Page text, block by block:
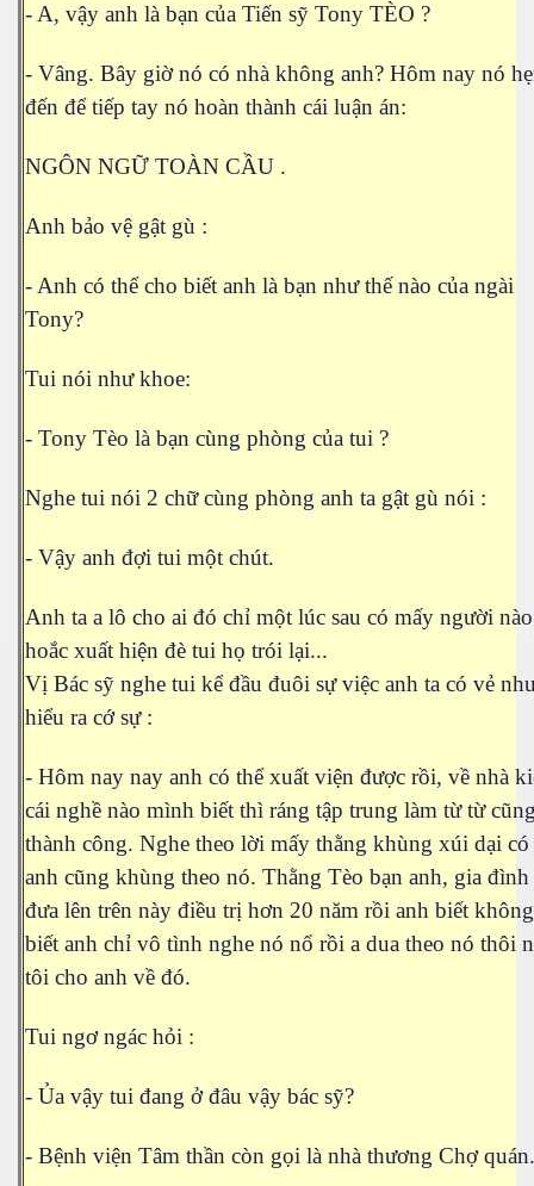
- A, vậy anh là bạn của Tiến sỹ Tony TÈO ?
- Vâng. Bây giờ nó có nhà không anh? Hôm nay nó
đến để tiếp tay nó hoàn thành cái luận án:
NGÔN NGỮ TOÀN CẦU .
Anh bảo vệ gật gù :
- Anh có thể cho biết anh là bạn như thế nào của ngài
Tony?
Tui nói như khoe:
- Tony Tèo là bạn cùng phòng của tui ?
Nghe tui nói 2 chữ cùng phòng anh ta gật gù nói :
- Vậy anh đợi tui một chút.
Anh ta a lô cho ai đó chỉ một lúc sau có mấy người
hoắc xuất hiện đè tui họ trói lại...
Vị Bác sỹ nghe tui kể đầu đuôi sự việc anh ta có vẻ
hiểu ra cớ sự :
- Hôm nay nay anh có thể xuất viện được rồi, về nhà
cái nghề nào mình biết thì ráng tập trung làm từ từ
thành công. Nghe theo lời mấy thằng khùng xúi dại có
anh cũng khùng theo nó. Thằng Tèo bạn anh, gia
đưa lên trên này điều trị hơn 20 năm rồi anh biết
biết anh chỉ vô tình nghe nó nổ rồi a dua theo nó thôi
tôi cho anh về đó.
Tui ngơ ngác hỏi :
- Ủa vậy tui đang ở đâu vậy bác sỹ?
- Bệnh viện Tâm thần còn gọi là nhà thương Chợ
Cửu Long